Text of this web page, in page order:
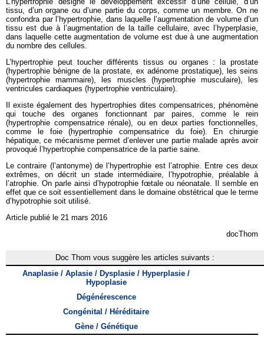
tissu, d’un organe ou d’une partie du corps, comme un membre. On ne
confondra par l’hypertrophie, dans laquelle l’augmentation de volume d’un
tissu est due à l’augmentation de la taille cellulaire, avec l’hyperplasie,
dans laquelle cette augmentation de volume est due à une augmentation
du nombre des cellules.
L’hypertrophie peut toucher différents tissus ou organes : la prostate
(hypertrophie bénigne de la prostate, ex adénome prostatique), les seins
(hypertrophie mammaire), les muscles (hypertrophie musculaire), les
ventricules cardiaques (hypertrophie ventriculaire).
Il existe également des hypertrophies dites compensatrices, phénomène
qui touche des organes fonctionnant par paires, comme le rein
(hypertrophie compensatrice rénale), ou en deux parties fonctionnelles,
comme le foie (hypertrophie compensatrice du foie). En chirurgie
hépatique, ce mécanisme permet d’enlever une partie malade après avoir
provoqué l’hypertrophie compensatrice de la partie saine.
Le contraire (l’antonyme) de l’hypertrophie est l’atrophie. Entre ces deux
extrêmes, on décrit un stade intermédiaire, l’hypotrophie, préalable à
l’atrophie. On parle ainsi d’hypotrophie fœtale ou néonatale. Il semble en
effet que ce soit essentiellement dans le domaine obstétrical que le terme
d’hypotrophie soit utilisé.
Article publié le 21 mars 2016
docThom
Doc Thom vous suggère les articles suivants :
Anaplasie / Aplasie / Dysplasie / Hyperplasie /
Hypoplasie
Dégénérescence
Congénital / Héréditaire
Gène / Génétique